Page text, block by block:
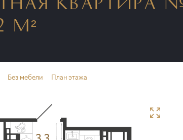
М²
Без мебели План этажа